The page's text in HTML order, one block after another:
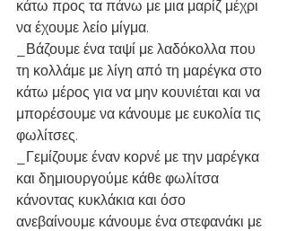
κάτω προς τα πάνω με μια μαρίζ μέχρι
να έχουμε λείο μίγμα.
_Βάζουμε ένα ταψί με λαδόκολλα που
τη κολλάμε με λίγη από τη μαρέγκα στο
κάτω μέρος για να μην κουνιέται και να
μπορέσουμε να κάνουμε με ευκολία τις
φωλίτσες.
_Γεμίζουμε έναν κορνέ με την μαρέγκα
και δημιουργούμε κάθε φωλίτσα
κάνοντας κυκλάκια και όσο
ανεβαίνουμε κάνουμε ένα στεφανάκι με